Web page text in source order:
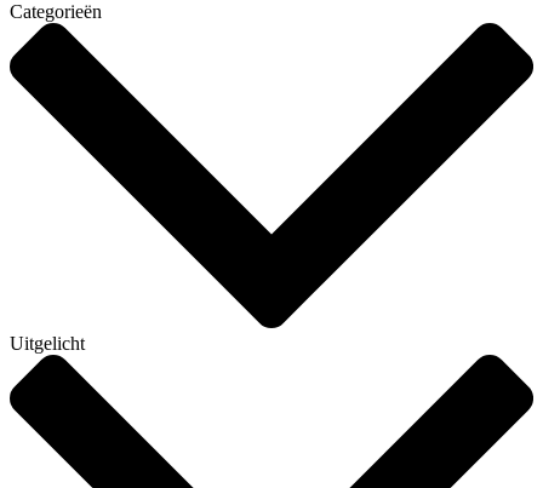
Categorieën
Uitgelicht